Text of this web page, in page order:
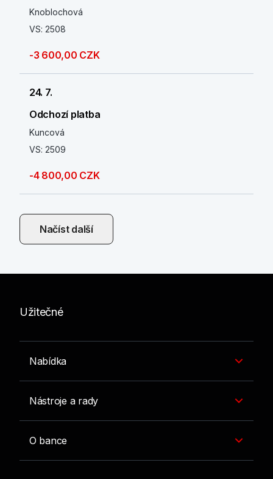
Knoblochová
VS: 2508
-3 600,00 CZK
24. 7.
Odchozí platba
Kuncová
VS: 2509
-4 800,00 CZK
Načíst další
Užitečné
Nabídka
Nástroje a rady
O bance